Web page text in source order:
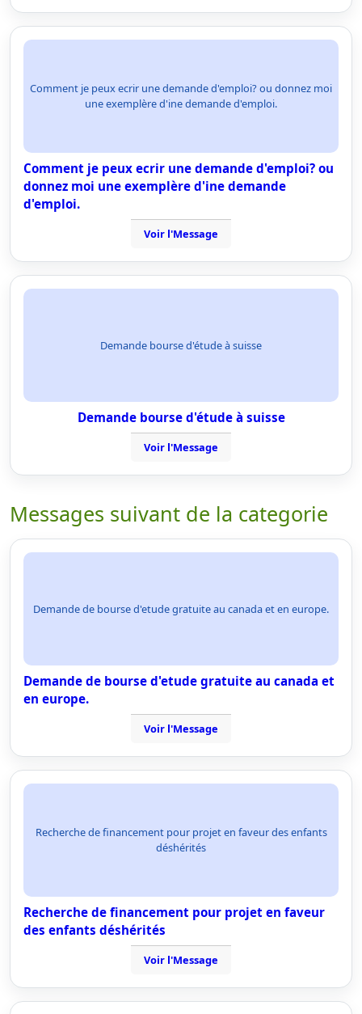
Comment je peux ecrir une demande d'emploi? ou donnez moi
une exemplère d'ine demande d'emploi.
Comment je peux ecrir une demande d'emploi? ou
donnez moi une exemplère d'ine demande
d'emploi.
Voir l'Message
Demande bourse d'étude à suisse
Demande bourse d'étude à suisse
Voir l'Message
Messages suivant de la categorie
Demande de bourse d'etude gratuite au canada et en europe.
Demande de bourse d'etude gratuite au canada et
en europe.
Voir l'Message
Recherche de financement pour projet en faveur des enfants
déshérités
Recherche de financement pour projet en faveur
des enfants déshérités
Voir l'Message